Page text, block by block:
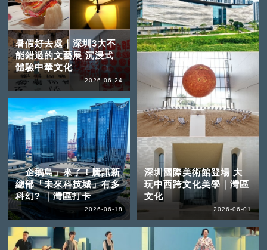
暑假好去處｜深圳3大不
能錯過的文藝展 沉浸式
體驗中華文化
2026-06-24
「企鵝島」來了！騰訊新
總部「未來科技城」有多
科幻? ｜灣區打卡
2026-06-18
深圳國際美術館登場 大
玩中西跨文化美學｜灣區
文化
2026-06-01